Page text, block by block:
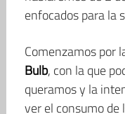
enfocados para la
Comenzamos por
Bulb, con la que
queramos y la
ver el consumo